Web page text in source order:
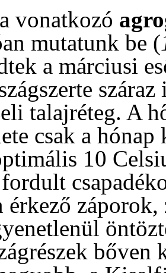
vonatkozó
mutatunk be (
a márciusi
talajréteg. A
csak a hónap
10
érkező
bőven